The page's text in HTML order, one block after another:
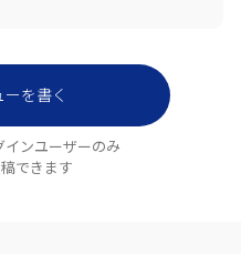
ーを書く
ンユーザーのみ
できます